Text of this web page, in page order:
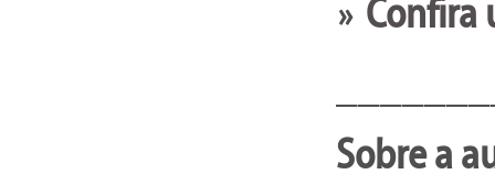
» Confira
Sobre a